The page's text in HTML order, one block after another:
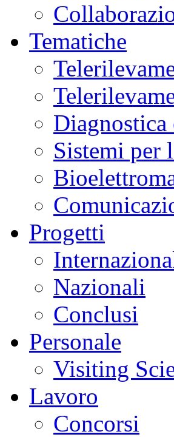
Tematiche
Diagnostica
Sistemi per
Progetti
Nazionali
Conclusi
Personale
Visiting
Lavoro
Concorsi